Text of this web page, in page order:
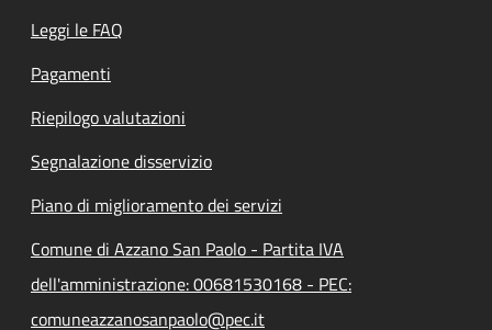
Leggi le FAQ
Pagamenti
Riepilogo valutazioni
Segnalazione disservizio
Piano di miglioramento dei servizi
Comune di Azzano San Paolo - Partita IVA
dell'amministrazione: 00681530168 - PEC:
comuneazzanosanpaolo@pec.it